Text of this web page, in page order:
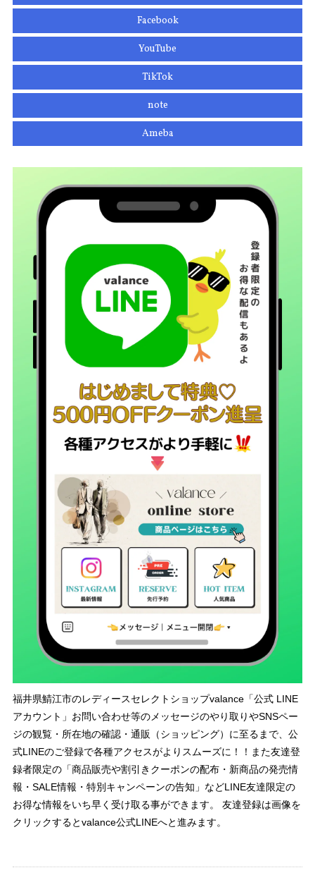
Facebook
YouTube
TikTok
note
Ameba
福井県鯖江市のレディースセレクトショップvalance「公式 LINE
アカウント」お問い合わせ等のメッセージのやり取りやSNSペー
ジの観覧・所在地の確認・通販（ショッピング）に至るまで、公
式LINEのご登録で各種アクセスがよりスムーズに！！また友達登
録者限定の「商品販売や割引きクーポンの配布・新商品の発売情
報・SALE情報・特別キャンペーンの告知」などLINE友達限定の
お得な情報をいち早く受け取る事ができます。 友達登録は画像を
クリックするとvalance公式LINEへと進みます。